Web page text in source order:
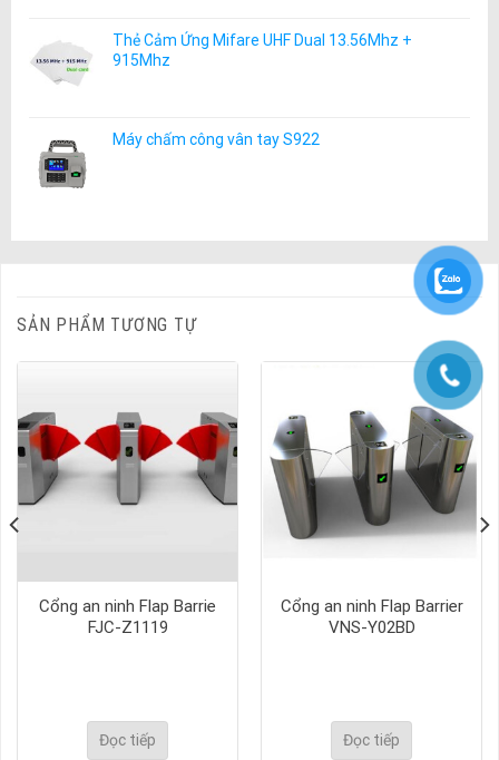
Thẻ Cảm Ứng Mifare UHF Dual 13.56Mhz +
915Mhz
Máy chấm công vân tay S922
SẢN PHẨM TƯƠNG TỰ
Cổng an ninh Flap Barrie
FJC-Z1119
Đọc tiếp
Cổng an ninh Flap Barrier
VNS-Y02BD
Đọc tiếp